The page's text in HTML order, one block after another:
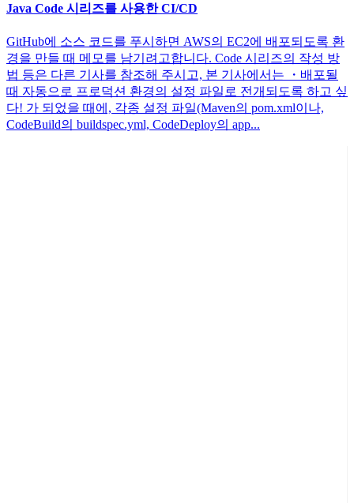
Java Code 시리즈를 사용한 CI/CD
GitHub에 소스 코드를 푸시하면 AWS의 EC2에 배포되도록 환
경을 만들 때 메모를 남기려고합니다. Code 시리즈의 작성 방
법 등은 다른 기사를 참조해 주시고, 본 기사에서는 ・배포될
때 자동으로 프로덕션 환경의 설정 파일로 전개되도록 하고 싶
다! 가 되었을 때에, 각종 설정 파일(Maven의 pom.xml이나,
CodeBuild의 buildspec.yml, CodeDeploy의 app...